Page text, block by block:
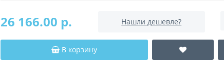
26 166.00 р. Нашли дешевле?
В корзину